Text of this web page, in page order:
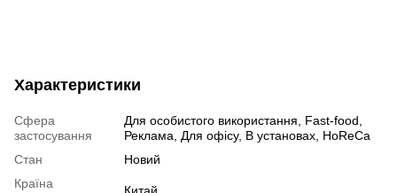
Характеристики
Сфера
застосування
Для особистого використання, Fast-food,
Реклама, Для офісу, В установах, HoReCa
Стан
Новий
Країна
Китай